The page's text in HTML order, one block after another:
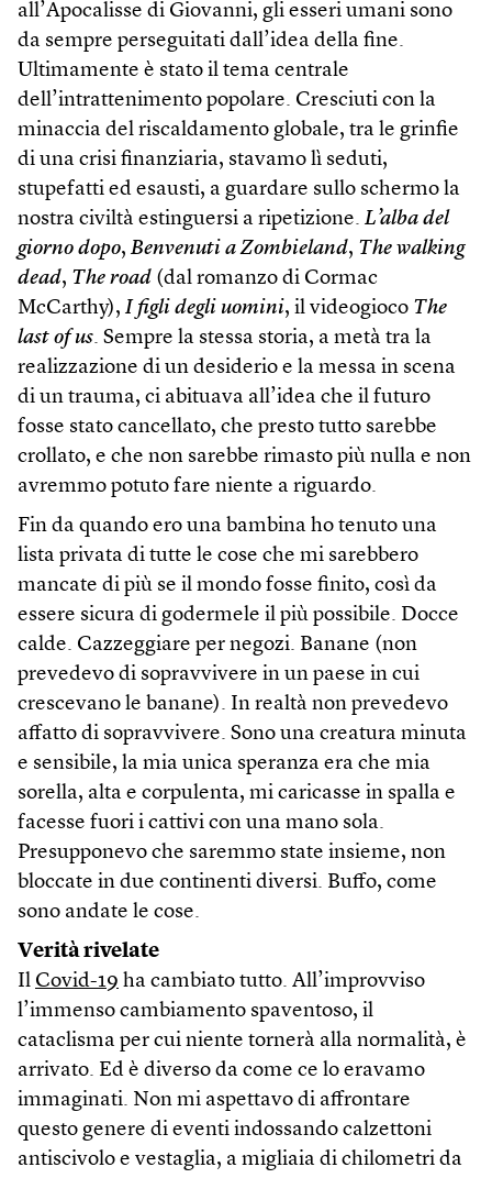
all’Apocalisse di Giovanni, gli esseri umani sono
da sempre perseguitati dall’idea della fine.
Ultimamente è stato il tema centrale
dell’intrattenimento popolare. Cresciuti con la
minaccia del riscaldamento globale, tra le grinfie
di una crisi finanziaria, stavamo lì seduti,
stupefatti ed esausti, a guardare sullo schermo la
nostra civiltà estinguersi a ripetizione. L’alba del
giorno dopo, Benvenuti a Zombieland, The walking
dead, The road (dal romanzo di Cormac
McCarthy), I figli degli uomini, il videogioco The
last of us. Sempre la stessa storia, a metà tra la
realizzazione di un desiderio e la messa in scena
di un trauma, ci abituava all’idea che il futuro
fosse stato cancellato, che presto tutto sarebbe
crollato, e che non sarebbe rimasto più nulla e non
avremmo potuto fare niente a riguardo.
Fin da quando ero una bambina ho tenuto una
lista privata di tutte le cose che mi sarebbero
mancate di più se il mondo fosse finito, così da
essere sicura di godermele il più possibile. Docce
calde. Cazzeggiare per negozi. Banane (non
prevedevo di sopravvivere in un paese in cui
crescevano le banane). In realtà non prevedevo
affatto di sopravvivere. Sono una creatura minuta
e sensibile, la mia unica speranza era che mia
sorella, alta e corpulenta, mi caricasse in spalla e
facesse fuori i cattivi con una mano sola.
Presupponevo che saremmo state insieme, non
bloccate in due continenti diversi. Buffo, come
sono andate le cose.
Verità rivelate
Il Covid-19 ha cambiato tutto. All’improvviso
l’immenso cambiamento spaventoso, il
cataclisma per cui niente tornerà alla normalità, è
arrivato. Ed è diverso da come ce lo eravamo
immaginati. Non mi aspettavo di affrontare
questo genere di eventi indossando calzettoni
antiscivolo e vestaglia, a migliaia di chilometri da